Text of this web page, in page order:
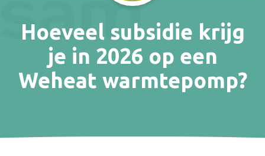
Hoeveel subsidie krijg
je in 2026 op een
Weheat warmtepomp?